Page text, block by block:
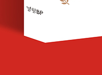
경우 세금 줄이기
이기